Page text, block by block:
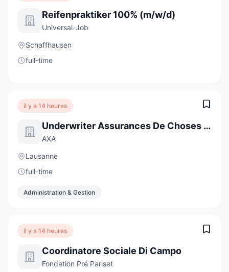
Reifenpraktiker 100% (m/w/d)
Universal-Job
Schaffhausen
full-time
il y a 14 heures
Underwriter Assurances De Choses - Clientèle Privée, 50-60%
AXA
Lausanne
full-time
Administration & Gestion
il y a 14 heures
Coordinatore Sociale Di Campo
Fondation Pré Pariset